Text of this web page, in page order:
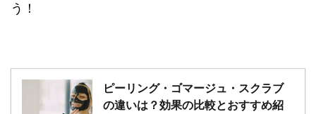
う！
ピーリング・ゴマージュ・スクラブ
の違いは？効果の比較とおすすめ紹